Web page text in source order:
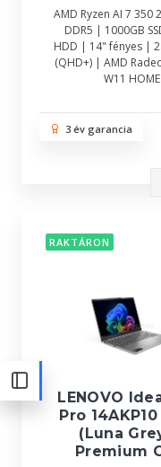
AMD Ryzen AI 7 350
DDR5 | 1000GB
HDD | 14" fényes |
(QHD+) | AMD
W11 HOME
3 év garancia
RAKTÁRON
LENOVO
Pro 14AKP10
(Luna
Premium